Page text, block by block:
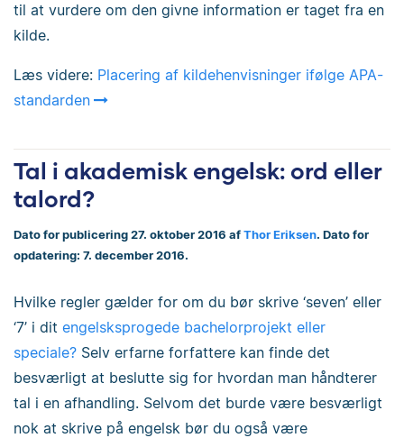
til at vurdere om den givne information er taget fra en
kilde.
Læs videre: Placering af kildehenvisninger ifølge APA-
standarden
Tal i akademisk engelsk: ord eller
talord?
Dato for publicering 27. oktober 2016 af Thor Eriksen. Dato for
opdatering: 7. december 2016.
Hvilke regler gælder for om du bør skrive ‘seven’ eller
‘7’ i dit engelsksprogede bachelorprojekt eller
speciale? Selv erfarne forfattere kan finde det
besværligt at beslutte sig for hvordan man håndterer
tal i en afhandling. Selvom det burde være besværligt
nok at skrive på engelsk bør du også være